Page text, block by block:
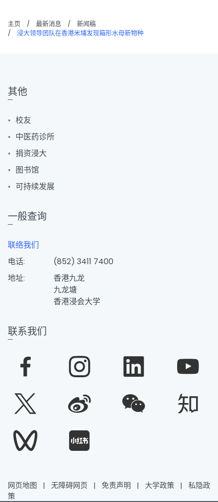
主页 / 最新消息 /
新闻稿
/
浸大领导团队在香港米埔发现箱形水母新物种
其他
校友
中医药诊所
捐资浸大
图书馆
可持续发展
一般查询
联络我们
电话:
(852) 3411 7400
地址:
香港九龙
九龙塘
香港浸会大学
联系我们
网页地图 | 无障碍网页 | 免责声明 | 大学政策 |
私隐政
策